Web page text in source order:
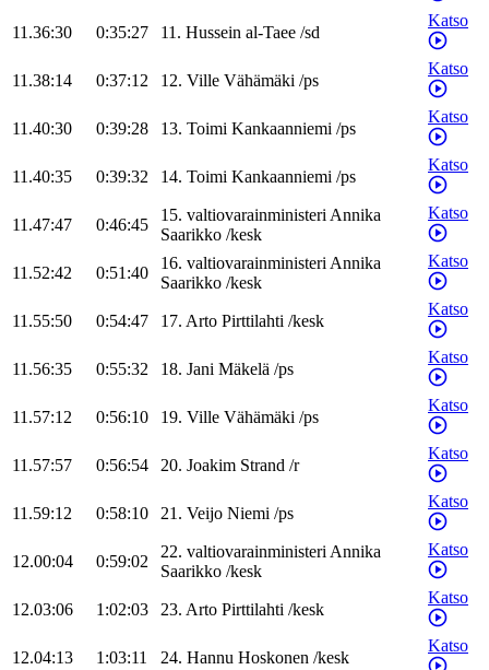
11.36:30 0:35:27 11. Hussein al-Taee /sd
Katso
11.38:14 0:37:12 12. Ville Vähämäki /ps
Katso
11.40:30 0:39:28 13. Toimi Kankaanniemi /ps
Katso
11.40:35 0:39:32 14. Toimi Kankaanniemi /ps
Katso
11.47:47 0:46:45
15. valtiovarainministeriAnnika
Saarikko /kesk
Katso
11.52:42 0:51:40
16. valtiovarainministeriAnnika
Saarikko /kesk
Katso
11.55:50 0:54:47 17. Arto Pirttilahti /kesk
Katso
11.56:35 0:55:32 18. Jani Mäkelä /ps
Katso
11.57:12 0:56:10 19. Ville Vähämäki /ps
Katso
11.57:57 0:56:54 20. Joakim Strand /r
Katso
11.59:12 0:58:10 21. Veijo Niemi /ps
Katso
12.00:04 0:59:02
22. valtiovarainministeriAnnika
Saarikko /kesk
Katso
12.03:06 1:02:03 23. Arto Pirttilahti /kesk
Katso
12.04:13 1:03:11 24. Hannu Hoskonen /kesk
Katso